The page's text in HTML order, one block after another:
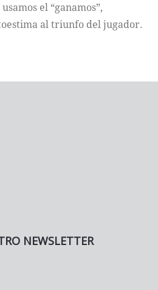
el “ganamos”,
al triunfo del jugador.
NEWSLETTER